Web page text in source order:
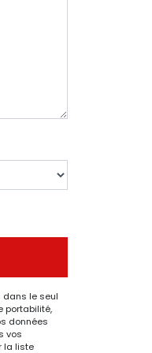
dans le seul
portabilité,
données
vos
la liste